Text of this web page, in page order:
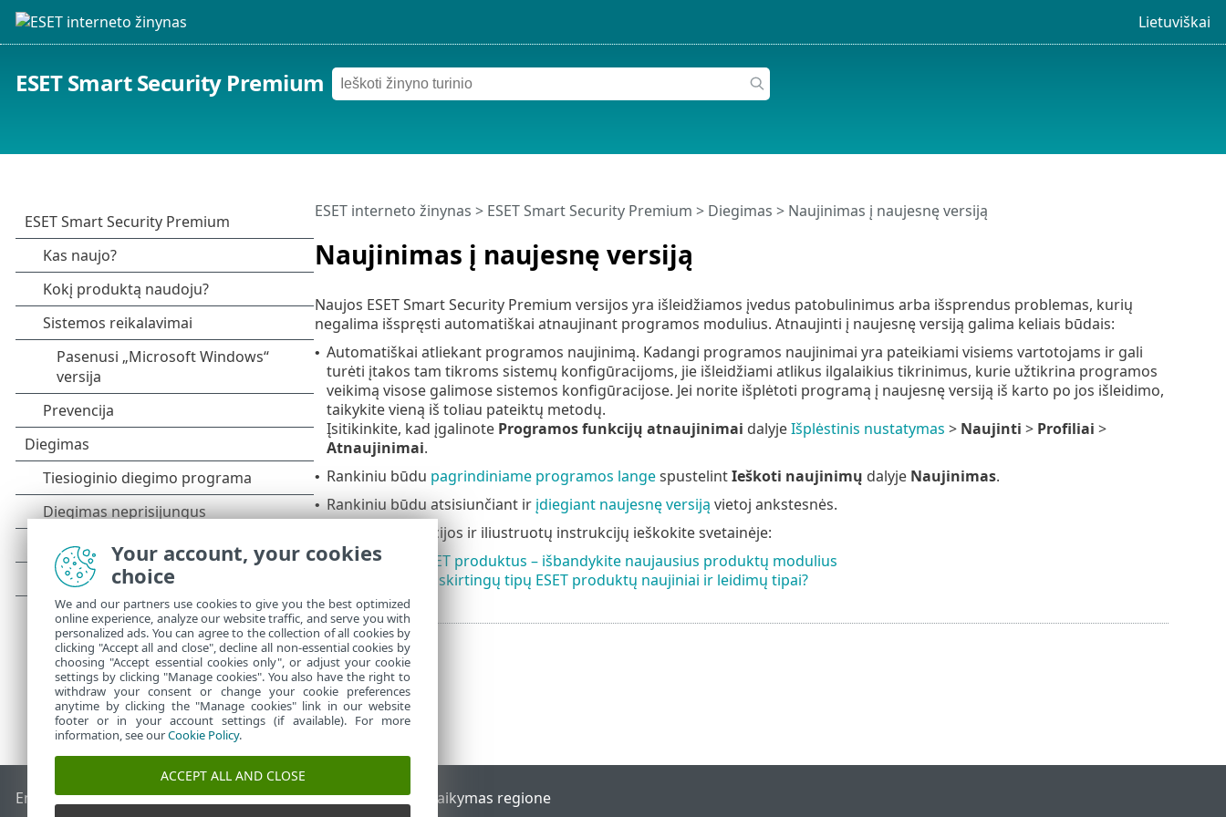
Lietuviškai
ESET Smart Security Premium
Naujinimas į naujesnę versiją
ESET interneto žinynas > ESET Smart Security Premium > Diegimas > Naujinimas į naujesnę versiją
Naujos ESET Smart Security Premium versijos yra išleidžiamos įvedus patobulinimus arba išsprendus problemas, kurių
negalima išspręsti automatiškai atnaujinant programos modulius. Atnaujinti į naujesnę versiją galima keliais būdais:
• Automatiškai atliekant programos naujinimą. Kadangi programos naujinimai yra pateikiami visiems vartotojams ir gali
turėti įtakos tam tikroms sistemų konfigūracijoms, jie išleidžiami atlikus ilgalaikius tikrinimus, kurie užtikrina programos
veikimą visose galimose sistemos konfigūracijose. Jei norite išplėtoti programą į naujesnę versiją iš karto po jos išleidimo,
taikykite vieną iš toliau pateiktų metodų.
Įsitikinkite, kad įgalinote Programos funkcijų atnaujinimai dalyjeIšplėstinis nustatymas > Naujinti > Profiliai >
Atnaujinimai.
• Rankiniu būdu pagrindiniame programos langespustelintIeškoti naujinimų dalyje Naujinimas.
• Rankiniu būdu atsisiunčiant ir įdiegiant naujesnę versiją vietoj ankstesnės.
Daugiau informacijos ir iliustruotų instrukcijų ieškokite svetainėje:
• Naujinkite ESET produktus – išbandykite naujausius produktų modulius
Kokių skiriasi skirtingų tipų ESET produktų naujiniai ir leidimų tipai?
End of LifeESET žinių bazėESET forumasESET Status Portal Palaikymas regione
Your account, your cookies
choice
We and our partners use cookies to give you the best optimized
online experience, analyze our website traffic, and serve you with
personalized ads. You can agree to the collection of all cookies by
clicking "Accept all and close", decline all non-essential cookies by
choosing "Accept essential cookies only", or adjust your cookie
settings by clicking "Manage cookies". You also have the right to
withdraw your consent or change your cookie preferences
anytime by clicking the "Manage cookies" link in our website
footer or in your account settings (if available). For more
information, see ourCookie Policy.
ACCEPT ALL AND CLOSE